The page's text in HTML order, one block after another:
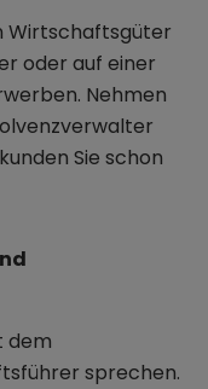
Wirtschaftsgüter
oder auf einer
Nehmen
Sie schon
dem
sprechen.